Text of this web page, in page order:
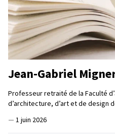
Jean-Gabriel
Professeur retraité de la Faculté
d’architecture, d’art et de design
— 1 juin 2026